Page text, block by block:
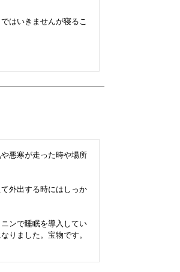
はいきませんが寝るこ
悪寒が走った時や場所
外出する時にはしっか
ンで睡眠を導入してい
りました。宝物です。